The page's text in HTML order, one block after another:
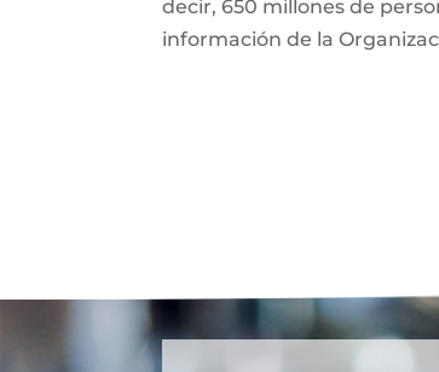
decir, 650 millones de
información de la